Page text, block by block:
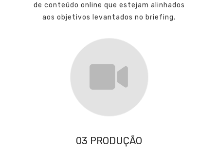
de conteúdo online que estejam alinhados
aos objetivos levantados no briefing.
03 PRODUÇÃO